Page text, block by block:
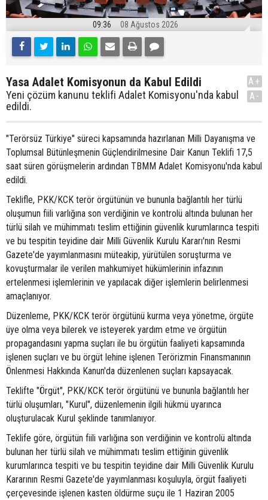
09:36 08 Ağustos 2026
Yasa Adalet Komisyonun da Kabul Edildi
Yeni çözüm kanunu teklifi Adalet Komisyonu'nda kabul
edildi.
A+
A-
"Terörsüz Türkiye" süreci kapsamında hazırlanan Milli Dayanışma ve
Toplumsal Bütünleşmenin Güçlendirilmesine Dair Kanun Teklifi 17,5
saat süren görüşmelerin ardından TBMM Adalet Komisyonu'nda kabul
edildi.
Teklifle, PKK/KCK terör örgütünün ve bununla bağlantılı her türlü
oluşumun fiili varlığına son verdiğinin ve kontrolü altında bulunan her
türlü silah ve mühimmatı teslim ettiğinin güvenlik kurumlarınca tespiti
ve bu tespitin teyidine dair Milli Güvenlik Kurulu Kararı'nın Resmi
Gazete'de yayımlanmasını müteakip, yürütülen soruşturma ve
kovuşturmalar ile verilen mahkumiyet hükümlerinin infazının
ertelenmesi işlemlerinin ve yapılacak diğer işlemlerin belirlenmesi
amaçlanıyor.
Düzenleme, PKK/KCK terör örgütünü kurma veya yönetme, örgüte
üye olma veya bilerek ve isteyerek yardım etme ve örgütün
propagandasını yapma suçları ile bu örgütün faaliyeti kapsamında
işlenen suçları ve bu örgüt lehine işlenen Terörizmin Finansmanının
Önlenmesi Hakkında Kanun'da düzenlenen suçları kapsayacak.
Teklifte "Örgüt", PKK/KCK terör örgütünü ve bununla bağlantılı her
türlü oluşumları, "Kurul", düzenlemenin ilgili hükmü uyarınca
oluşturulacak Kurul şeklinde tanımlanıyor.
Teklife göre, örgütün fiili varlığına son verdiğinin ve kontrolü altında
bulunan her türlü silah ve mühimmatı teslim ettiğinin güvenlik
kurumlarınca tespiti ve bu tespitin teyidine dair Milli Güvenlik Kurulu
Kararının Resmi Gazete'de yayımlanması koşuluyla, örgüt faaliyeti
çerçevesinde işlenen kasten öldürme suçu ile 1 Haziran 2005